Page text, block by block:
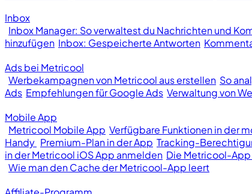
Inbox
Inbox Manager: So verwaltest du Nachrichten und
hinzufügen Inbox: Gespeicherte Antworten
Ads bei Metricool
Werbekampagnen von Metricool aus erstellen So
Ads Empfehlungen für Google Ads Verwaltung von
Mobile App
Metricool Mobile App Verfügbare Funktionen in der
Handy Premium-Plan in der App Tracking-
in der Metricool iOS App anmelden Die Metricool-
Wie man den Cache der Metricool-App leert